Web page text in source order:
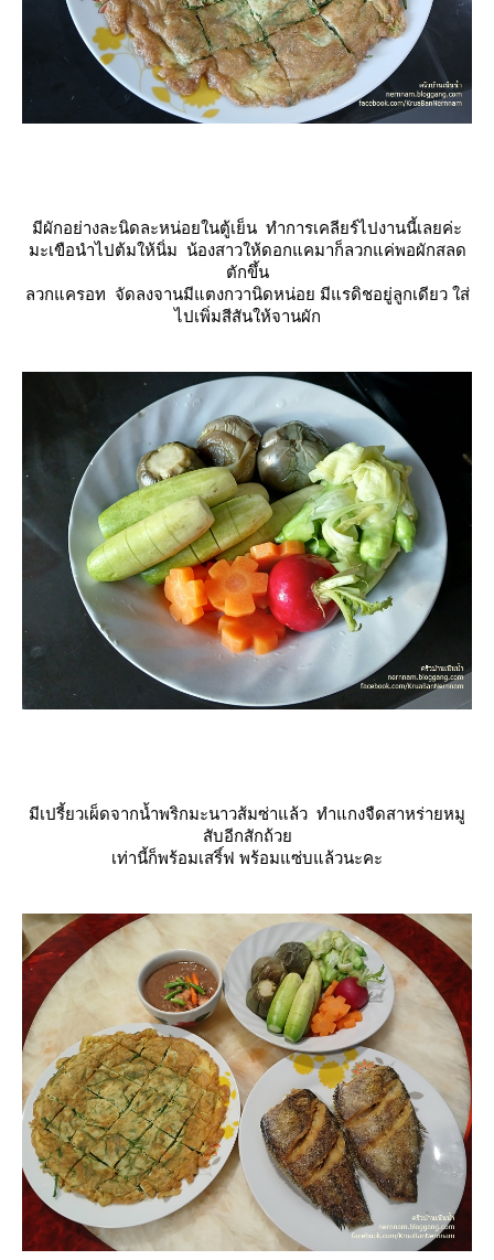
มีผักอย่างละนิดละหน่อยในตู้เย็น ทำการเคลียร์ไปงานนี้เลยค่ะ
มะเขือนำไปต้มให้นิ่ม น้องสาวให้ดอกแคมาก็ลวกแค่พอผักสลด
ตักขึ้น
ลวกแครอท จัดลงจานมีแตงกวานิดหน่อย มีแรดิชอยู่ลูกเดียว ใส่
ไปเพิ่มสีสันให้จานผัก
มีเปรี้ยวเผ็ดจากน้ำพริกมะนาวส้มซ่าแล้ว ทำแกงจืดสาหร่ายหมู
สับอีกสักถ้ว
เท่านี้ก็พร้อมเสริ์ฟ พร้อมแซ่บแล้วนะคะ